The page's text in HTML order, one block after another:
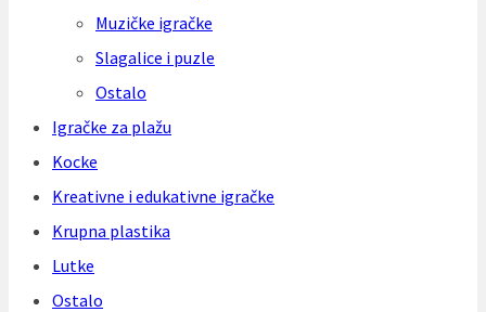
Muzičke igračke
Slagalice i puzle
Ostalo
Igračke za plažu
Kocke
Kreativne i edukativne igračke
Krupna plastika
Lutke
Ostalo